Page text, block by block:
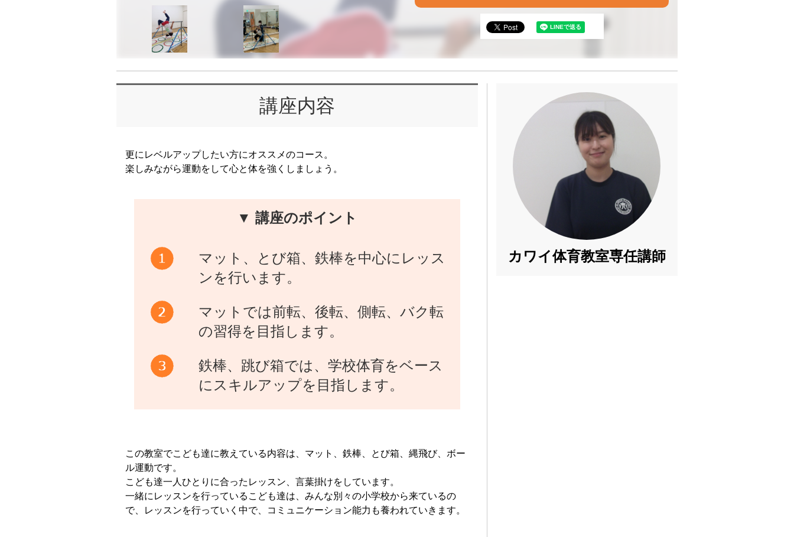
講座内容
更にレベルアップしたい方にオススメのコース。
楽しみながら運動をして心と体を強くしましょう。
▼ 講座のポイント
マット、とび箱、鉄棒を中心にレッス
ンを行います。
マットでは前転、後転、側転、バク転
の習得を目指します。
鉄棒、跳び箱では、学校体育をベース
にスキルアップを目指します。
この教室でこども達に教えている内容は、マット、鉄棒、とび箱、縄飛び、ボー
ル運動です。
こども達一人ひとりに合ったレッスン、言葉掛けをしています。
一緒にレッスンを行っているこども達は、みんな別々の小学校から来ているの
で、レッスンを行っていく中で、コミュニケーション能力も養われていきます。
カワイ体育教室専任講師